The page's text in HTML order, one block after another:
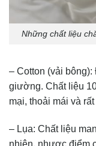
Những chất liệu
– Cotton (vải
giường. Chất liệu
mại, thoải mái và rất
– Lụa: Chất liệu
nhiên, nhược điểm